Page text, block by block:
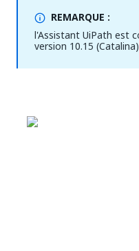
REMARQUE :
l'Assistant UiPath est
version 10.15